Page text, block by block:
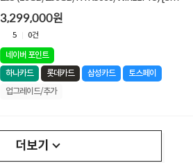
램구성(16G x2)]
3,299,000원
5 0건
네이버 포인트
하나카드
롯데카드 삼성카드
토스페이
업그레이드/추가
더보기